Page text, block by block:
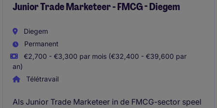
Junior Trade Marketeer - FMCG - Diegem
Diegem
Permanent
€2,700 - €3,300 par mois (€32,400 - €39,600 par
an)
Télétravail
Als Junior Trade Marketeer in de FMCG-sector speel